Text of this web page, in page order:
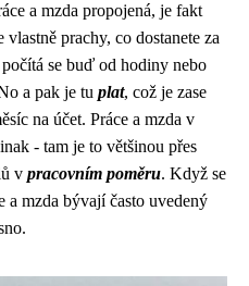
a mzda propojená, je fakt
vlastně prachy, co dostanete za
se buď od hodiny nebo
a pak je tu plat, což je zase
na účet. Práce a mzda v
- tam je to většinou přes
v pracovním poměru. Když se
a mzda bývají často uvedený